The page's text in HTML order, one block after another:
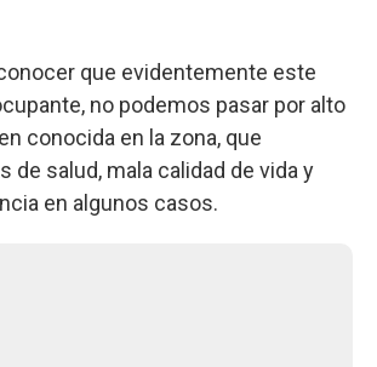
que evidentemente este
no podemos pasar por alto
conocida en la zona, que
de salud, mala calidad de vida y
en algunos casos.